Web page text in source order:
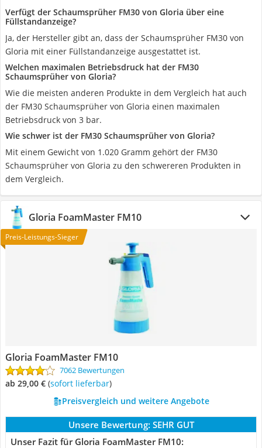
Verfügt der Schaumsprüher FM30 von Gloria über eine
Füllstandanzeige?
Ja, der Hersteller gibt an, dass der Schaumsprüher FM30 von
Gloria mit einer Füllstandanzeige ausgestattet ist.
Welchen maximalen Betriebsdruck hat der FM30
Schaumsprüher von Gloria?
Wie die meisten anderen Produkte in dem Vergleich hat auch
der FM30 Schaumsprüher von Gloria einen maximalen
Betriebsdruck von 3 bar.
Wie schwer ist der FM30 Schaumsprüher von Gloria?
Mit einem Gewicht von 1.020 Gramm gehört der FM30
Schaumsprüher von Gloria zu den schwereren Produkten in
dem Vergleich.
Gloria FoamMaster FM10
Preis-Leistungs-Sieger
Gloria FoamMaster FM10
7062 Bewertungen
ab 29,00 € ( Sofort lieferbar)
Preisvergleich und weitere Angebote
Unsere Bewertung: SEHR GUT
Unser Fazit für Gloria FoamMaster FM10: